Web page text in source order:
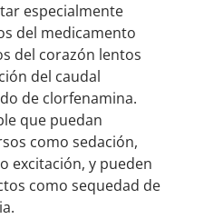
especialmente
del medicamento
del corazón lentos
del caudal
de clorfenamina.
que puedan
como sedación,
excitación, y pueden
como sequedad de